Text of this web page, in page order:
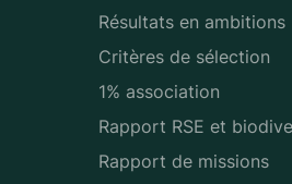
Résultats en ambitions
Critères de sélection
1% association
Rapport RSE et
Rapport de missions